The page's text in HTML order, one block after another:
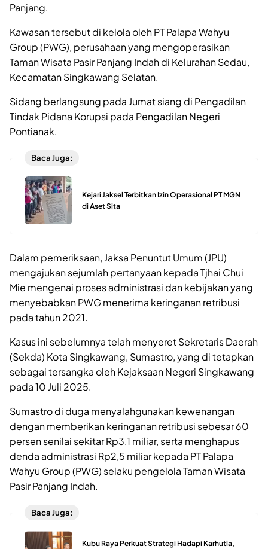
Panjang.
Kawasan tersebut di kelola oleh PT Palapa Wahyu
Group (PWG), perusahaan yang mengoperasikan
Taman Wisata Pasir Panjang Indah di Kelurahan Sedau,
Kecamatan Singkawang Selatan.
Sidang berlangsung pada Jumat siang di Pengadilan
Tindak Pidana Korupsi pada Pengadilan Negeri
Pontianak.
Baca Juga:
Kejari Jaksel Terbitkan Izin Operasional PT MGN
di Aset Sita
Dalam pemeriksaan, Jaksa Penuntut Umum (JPU)
mengajukan sejumlah pertanyaan kepada Tjhai Chui
Mie mengenai proses administrasi dan kebijakan yang
menyebabkan PWG menerima keringanan retribusi
pada tahun 2021.
Kasus ini sebelumnya telah menyeret Sekretaris Daerah
(Sekda) Kota Singkawang, Sumastro, yang di tetapkan
sebagai tersangka oleh Kejaksaan Negeri Singkawang
pada 10 Juli 2025.
Sumastro di duga menyalahgunakan kewenangan
dengan memberikan keringanan retribusi sebesar 60
persen senilai sekitar Rp3,1 miliar, serta menghapus
denda administrasi Rp2,5 miliar kepada PT Palapa
Wahyu Group (PWG) selaku pengelola Taman Wisata
Pasir Panjang Indah.
Baca Juga:
Kubu Raya Perkuat Strategi Hadapi Karhutla,